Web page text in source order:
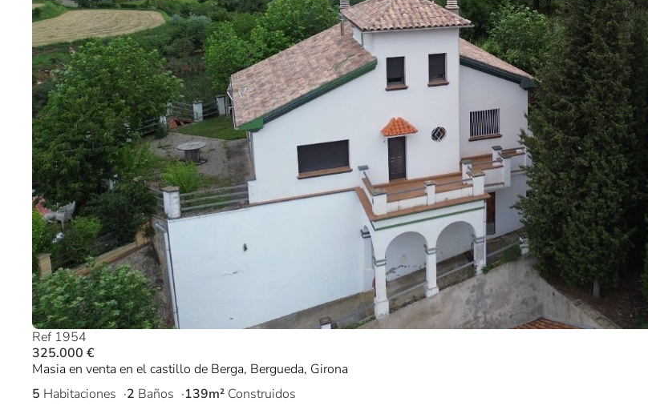
Ref 1954
325.000 €
Masia en venta en el castillo de Berga, Bergueda, Girona
5 Habitaciones 2 Baños 139m² Construidos